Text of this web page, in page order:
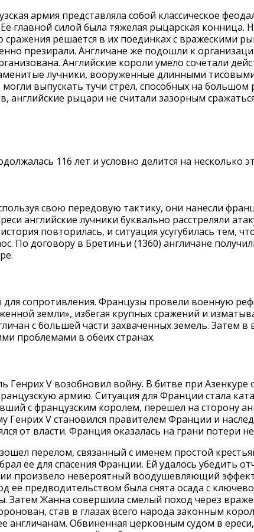
армия представляла собой классическое
главной силой была тяжелая рыцарская конница.
решается в их поединках с вражескими
презирали. Англичане же подошли к
Английские короли умело сочетали
лучники, вооруженные длинными
выпускать тучи стрел, способных на большом
английские рыцари не считали зазорным
116 лет и условно делится на несколько
свою передовую тактику, они нанесли
английские лучники буквально расстреляли
повторилась, и ситуация усугубилась тем,
По договору в Бретиньи (1360) англичане
сопротивления. Французы провели военную
земли», избегая крупных сражений и
с большей части захваченных земель. Затем в
проблемами в обеих странах.
Генрих V возобновил войну. В битве при Азенкуре
армию. Ситуация для Франции стала
с французским королем, перешел на сторону
Генрих V становился правителем Франции и
от власти. Франция оказалась на грани потери
перелом, связанный с именем простой
ее для спасения Франции. Ей удалось убедить
произвело невероятный воодушевляющий
ее предводительством была снята осада с
Затем Жанна совершила смелый поход через
став в глазах всего народа законным
англичанам. Обвиненная церковным судом в